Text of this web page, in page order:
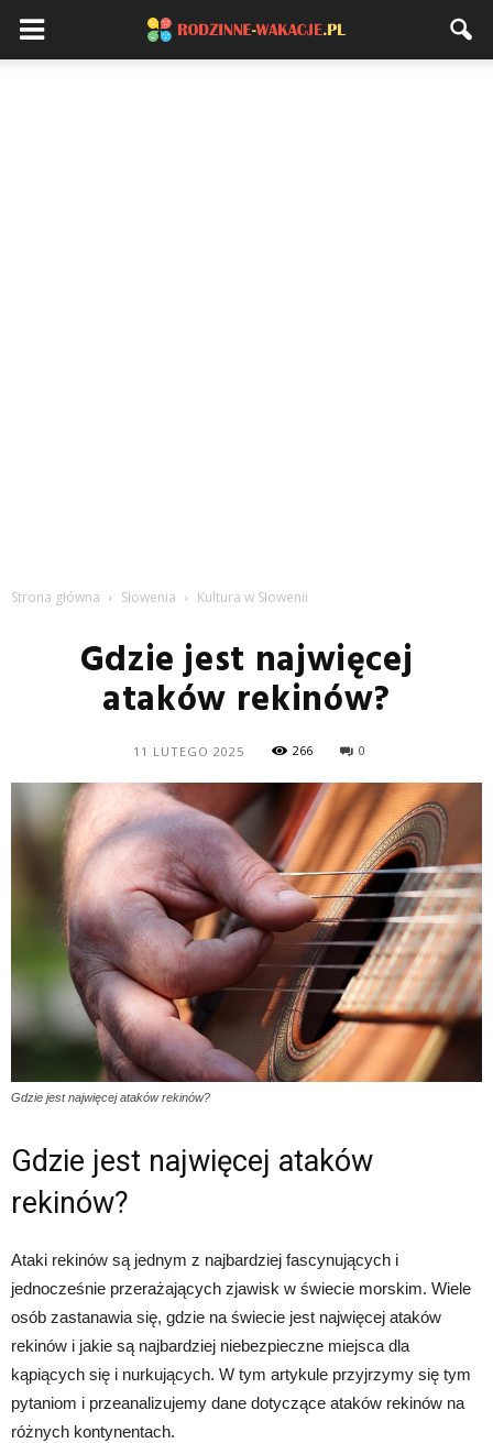
Strona główna Słowenia Kultura w Słowenii
Gdzie jest najwięcej
ataków rekinów?
11 LUTEGO 2025 266 0
Gdzie jest najwięcej ataków rekinów?
Gdzie jest najwięcej ataków
rekinów?
Ataki rekinów są jednym z najbardziej fascynujących i
jednocześnie przerażających zjawisk w świecie morskim. Wiele
osób zastanawia się, gdzie na świecie jest najwięcej ataków
rekinów i jakie są najbardziej niebezpieczne miejsca dla
kąpiących się i nurkujących. W tym artykule przyjrzymy się tym
pytaniom i przeanalizujemy dane dotyczące ataków rekinów na
różnych kontynentach.